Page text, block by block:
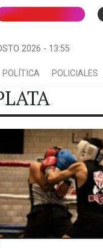
2026 - 13:55
POLÍTICA POLICIALES